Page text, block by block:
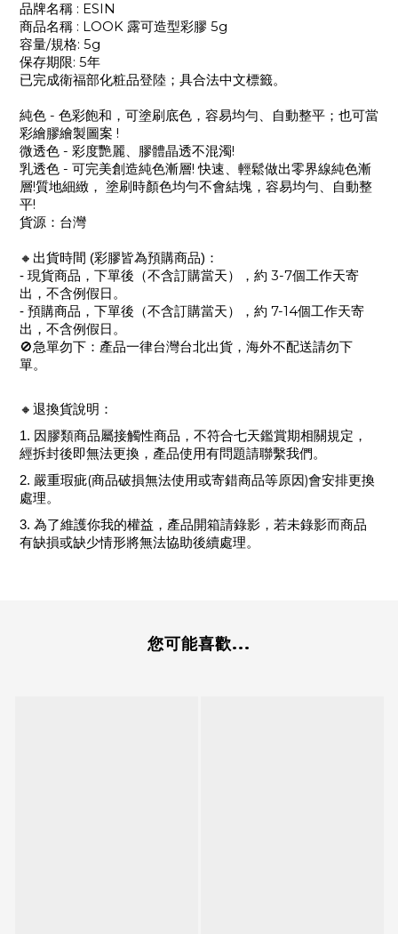
品牌名稱 : ESIN
商品名稱 : LOOK 露可造型彩膠 5g
容量/規格: 5g
保存期限: 5年
已完成衛福部化粧品登陸；具合法中文標籤。
純色 - 色彩飽和，可塗刷底色，容易均勻、自動整平；也可當
彩繪膠繪製圖案 !
微透色 - 彩度艷麗、膠體晶透不混濁!
乳透色 - 可完美創造純色漸層!快速、輕鬆做出零界線純色漸
層!質地細緻， 塗刷時顏色均勻不會結塊，容易均勻、自動整
平!
貨源：台灣
🔸 出貨時間 (彩膠皆為預購商品)：
- 現貨商品，下單後（不含訂購當天），約 3-7個工作天寄
出，不含例假日。
- 預購商品，下單後 （不含訂購當天） ，約 7-14個工作天寄
出，不含例假日。
🚫急單勿下：產品一律台灣台北出貨，海外不配送請勿下
單。
🔸 退換貨說明：
1. 因膠類商品屬接觸性商品，不符合七天鑑賞期相關規定，
經拆封後即無法更換，產品使用有問題請聯繫我們。
2. 嚴重瑕疵(商品破損無法使用或寄錯商品等原因)會安排更換
處理。
3. 為了維護你我的權益，產品開箱請錄影，若未錄影而商品
有缺損或缺少情形將無法協助後續處理。
您可能喜歡...